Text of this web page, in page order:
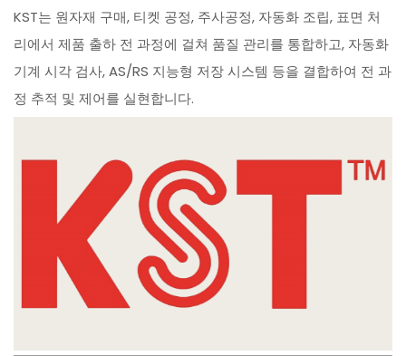
KST는 원자재 구매, 티켓 공정, 주사공정, 자동화 조립, 표면 처
리에서 제품 출하 전 과정에 걸쳐 품질 관리를 통합하고, 자동화
기계 시각 검사, AS/RS 지능형 저장 시스템 등을 결합하여 전 과
정 추적 및 제어를 실현합니다.